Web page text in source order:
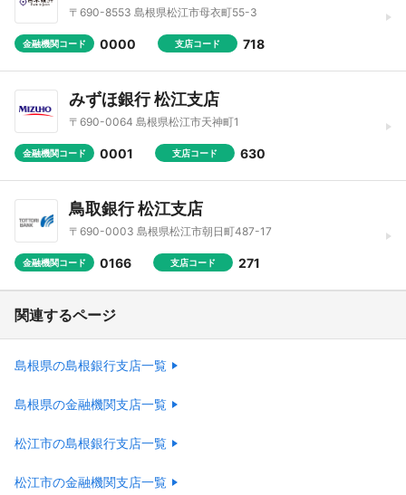
〒690-8553 島根県松江市母衣町55-3
金融機関コード 0000 支店コード 718
みずほ銀行 松江支店
〒690-0064 島根県松江市天神町1
金融機関コード 0001 支店コード 630
鳥取銀行 松江支店
〒690-0003 島根県松江市朝日町487-17
金融機関コード 0166 支店コード 271
関連するページ
島根県の島根銀行支店一覧
島根県の金融機関支店一覧
松江市の島根銀行支店一覧
松江市の金融機関支店一覧